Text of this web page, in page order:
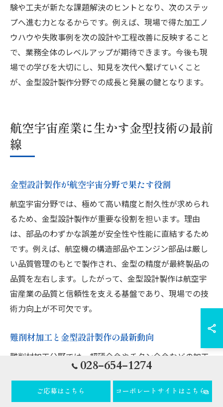
験や工夫が新たな課題解決のヒントとなり、次のステッ
プへ進む力となるからです。例えば、現場で得た加工ノ
ウハウや失敗事例を次の設計や工程改善に反映すること
で、業務全体のレベルアップが期待できます。今後も現
場での学びを大切にし、知見を次代へ繋げていくこと
が、金型設計製作分野での成長と発展の鍵となります。
航空宇宙産業に生かす金型技術の最前
線
金型設計製作が航空宇宙分野で果たす役割
航空宇宙分野では、極めて高い精度と耐久性が求められ
るため、金型設計製作が重要な役割を担います。理由
は、部品のわずかな誤差が安全性や性能に直結するため
です。例えば、航空機の構造部品やエンジン部品は厳し
い品質管理のもとで製作され、金型の精度が最終製品の
品質を左右します。したがって、金型設計製作は航空宇
宙産業の品質と信頼性を支える基盤であり、現場での技
術力向上が不可欠です。
難削材加工と金型設計製作の最新動向
難削材加工分野では、超硬合金やチタン合金などの加工
が増えており、金型設計製作の技術革新が進んでいま
す。これは、航空宇宙産業で使用される材料が高性能化
しているためです。具体的には、最新CNC技術や高効率
028-654-1274
ご応募はこちら コーポレートサイトはこちら